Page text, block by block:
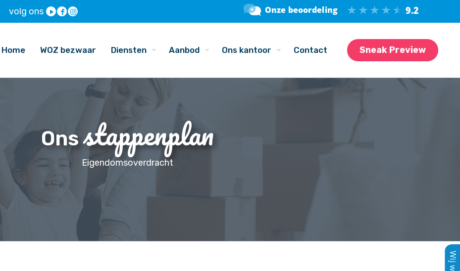
volg ons
Home WOZ bezwaar Diensten Aanbod Ons kantoor Contact Sneak Preview
Onsstappenplan
Eigendomsoverdracht